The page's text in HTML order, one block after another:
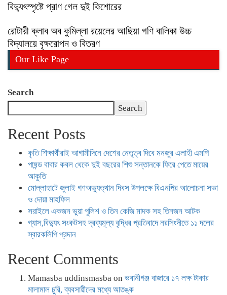
বিদ্যুৎস্পৃষ্টে প্রাণ গেল দুই কিশোরের
রোটারী ক্লাব অব কুমিল্লা রয়েলের আছিয়া গণি বালিকা উচ্চ
বিদ্যালয়ে বৃক্ষরোপন ও বিতরণ
Our Like Page
Search
Search
Recent Posts
কৃতি শিক্ষার্থীরাই আগামীদিনে দেশের নেতৃত্ব দিবে মনজুর এলাহী এমপি
পাষন্ড বাবার কবল থেকে দুই বছরের শিশু সন্তানকে ফিরে পেতে মায়ের
আকুতি
মোল্লাহাটে জুলাই গণঅভ্যুত্থান দিবস উপলক্ষে বিএনপির আলোচনা সভা
ও দোয়া মাহফিল
সরাইলে একজন ভুয়া পুলিশ ও তিন কেজি মাদক সহ তিনজন আটক
গ্যাস,বিদ্যুৎ সংকটসহ দ্রব্যমূল্য বৃদ্ধির প্রতিবাদে নরসিংদীতে ১১ দলের
স্বারকলিপি প্রদান
Recent Comments
Mamasba uddinsmasba on ভবানীগঞ্জ বাজারে ১৭ লক্ষ টাকার
মালামাল চুরি, ব্যবসায়ীদের মধ্যে আতঙ্ক